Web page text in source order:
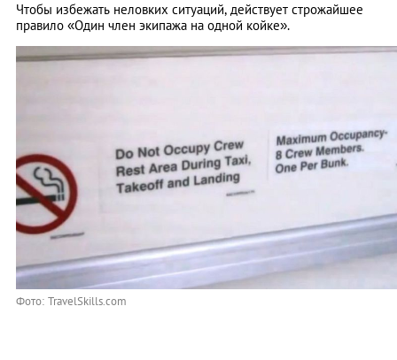
Чтобы избежать неловких ситуаций, действует строжайшее
правило «Один член экипажа на одной койке».
Фото: TravelSkills.com